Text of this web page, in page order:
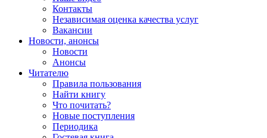
Контакты
Независимая оценка качества услуг
Вакансии
Новости, анонсы
Новости
Анонсы
Читателю
Правила пользования
Найти книгу
Что почитать?
Новые поступления
Периодика